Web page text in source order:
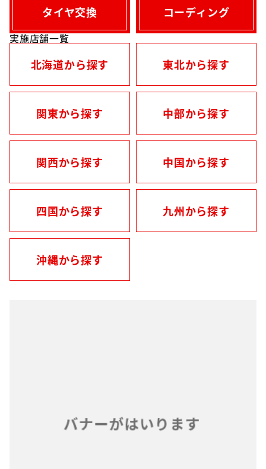
タイヤ交換 コーディング
実施店舗一覧
北海道から探す 東北から探す
関東から探す 中部から探す
関西から探す 中国から探す
四国から探す 九州から探す
沖縄から探す